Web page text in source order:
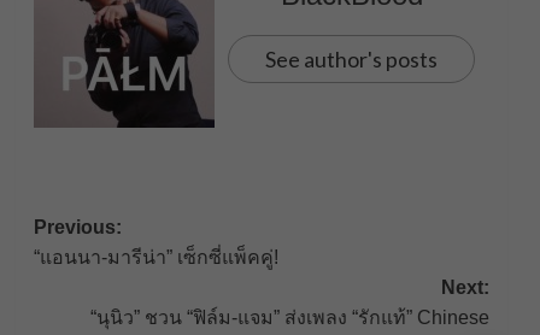
See author's posts
Post
navigation
Previous:
“แอนนา-มารีน่า” เซ็กซี่แพ็คคู่!
Next:
“นุนิว” ชวน “ฟิล์ม-แจม” ส่งเพลง “รักแท้” Chinese